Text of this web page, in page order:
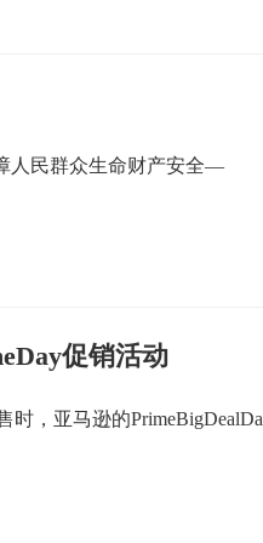
人民群众生命财产安全—
促销活动
，亚马逊的PrimeBigDealDa